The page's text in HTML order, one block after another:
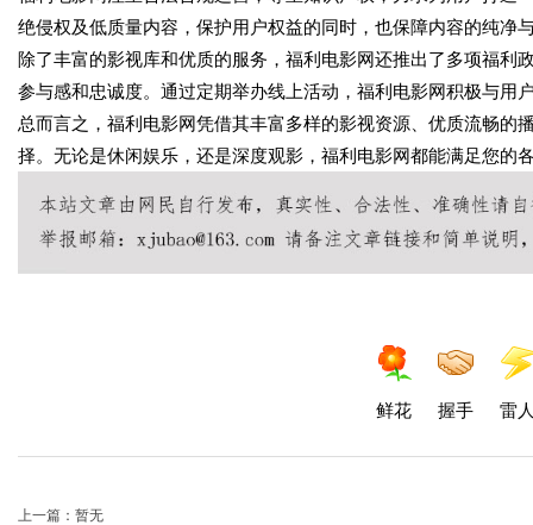
绝侵权及低质量内容，保护用户权益的同时，也保障内容的纯净
除了丰富的影视库和优质的服务，福利电影网还推出了多项福
参与感和忠诚度。通过定期举办线上活动，福利电影网积极与用
总而言之，福利电影网凭借其丰富多样的影视资源、优质流畅
择。无论是休闲娱乐，还是深度观影，福利电影网都能满足您的
鲜花 握手 雷
上一篇：暂无